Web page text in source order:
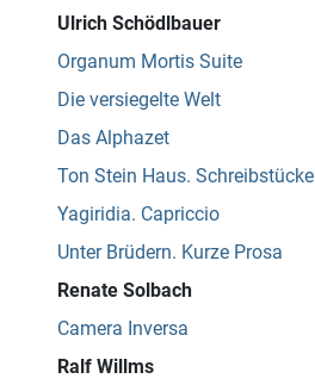
Ulrich Schödlbauer
Organum Mortis Suite
Die versiegelte Welt
Das Alphazet
Ton Stein Haus. Schreibstücke
Yagiridia. Capriccio
Unter Brüdern. Kurze Prosa
Renate Solbach
Camera Inversa
Ralf Willms